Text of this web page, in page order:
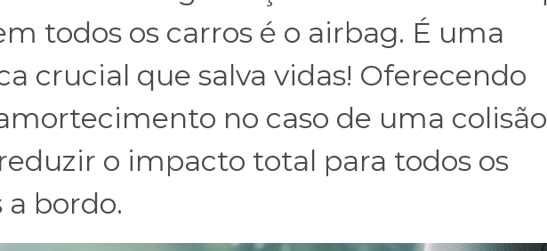
todos os carros é o airbag. É uma
crucial que salva vidas! Oferecendo
no caso de uma
o impacto total para todos os
a bordo.